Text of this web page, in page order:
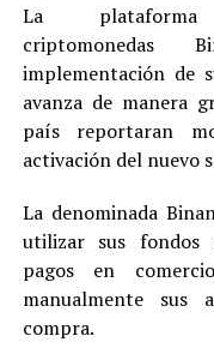
La
implementación de
avanza de manera
país reportaran
activación del nuevo
La denominada
utilizar sus fondos
pagos en
manualmente sus
compra.